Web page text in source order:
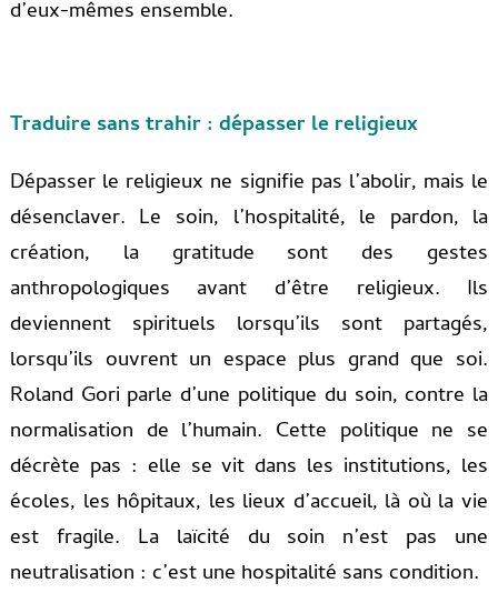
d’eux-mêmes ensemble.
Traduire sans trahir : dépasser le religieux
Dépasser le religieux ne signifie pas l’abolir, mais le
désenclaver. Le soin, l’hospitalité, le pardon, la
création, la gratitude sont des gestes
anthropologiques avant d’être religieux. Ils
deviennent spirituels lorsqu’ils sont partagés,
lorsqu’ils ouvrent un espace plus grand que soi.
Roland Gori parle d’une politique du soin, contre la
normalisation de l’humain. Cette politique ne se
décrète pas : elle se vit dans les institutions, les
écoles, les hôpitaux, les lieux d’accueil, là où la vie
est fragile. La laïcité du soin n’est pas une
neutralisation : c’est une hospitalité sans condition.